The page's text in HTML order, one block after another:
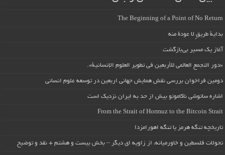
The Beginning of a Point of No Return
بداية طريقٍ لا عودة منه
آغاز یک مسیر بی‌بازگشت
«دور التجمع العالمي للأربعين في تطوير العلوم الإنسانية».
دومین فراخوان بررسی نقش همایش جهانی اربعین در توسعه علوم انسانی
اشاره ساتوشی ناکاموتو بیش از حد به ایران نزدیک است
From the Strait of Hormuz to the Bitcoin Strait
تاریخچه تنگه هرمز یا تنگه اهورامزدا
تحولات فلسطین و خاورمیانه، از زاویه ای دیگر – بخش بیست و هشتم + نقد و توضیح